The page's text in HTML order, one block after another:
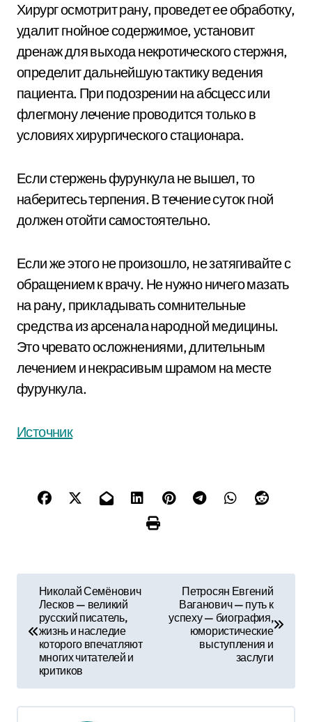
Хирург осмотрит рану, проведет ее обработку,
удалит гнойное содержимое, установит
дренаж для выхода некротического стержня,
определит дальнейшую тактику ведения
пациента. При подозрении на абсцесс или
флегмону лечение проводится только в
условиях хирургического стационара.
Если стержень фурункула не вышел, то
наберитесь терпения. В течение суток гной
должен отойти самостоятельно.
Если же этого не произошло, не затягивайте с
обращением к врачу. Не нужно ничего мазать
на рану, прикладывать сомнительные
средства из арсенала народной медицины.
Это чревато осложнениями, длительным
лечением и некрасивым шрамом на месте
фурункула.
Источник
г
Николай Семёнович
Лесков — великий
русский писатель,
жизнь и наследие
которого впечатляют
многих читателей и
критиков
Петросян Евгений
Ваганович — путь к
успеху — биография,
юмористические
выступления и
заслуги